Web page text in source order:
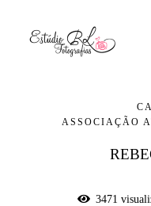
ASSOCIAÇÃO
3471